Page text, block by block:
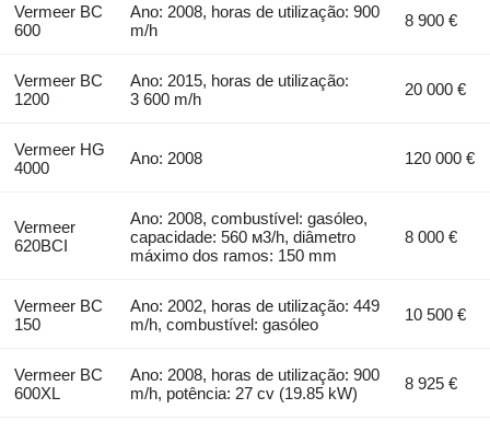
Vermeer BC
600
Ano: 2008, horas de utilização: 900
m/h
8 900 €
Vermeer BC
1200
Ano: 2015, horas de utilização:
3 600 m/h
20 000 €
Vermeer HG
4000
Ano: 2008 120 000 €
Vermeer
620BCI
Ano: 2008, combustível: gasóleo,
capacidade: 560 м3/h, diâmetro
máximo dos ramos: 150 mm
8 000 €
Vermeer BC
150
Ano: 2002, horas de utilização: 449
m/h, combustível: gasóleo
10 500 €
Vermeer BC
600XL
Ano: 2008, horas de utilização: 900
m/h, potência: 27 cv (19.85 kW)
8 925 €